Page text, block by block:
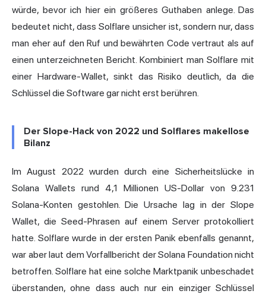
würde, bevor ich hier ein größeres Guthaben anlege. Das
bedeutet nicht, dass Solflare unsicher ist, sondern nur, dass
man eher auf den Ruf und bewährten Code vertraut als auf
einen unterzeichneten Bericht. Kombiniert man Solflare mit
einer Hardware-Wallet, sinkt das Risiko deutlich, da die
Schlüssel die Software gar nicht erst berühren.
Der Slope-Hack von 2022 und Solflares makellose
Bilanz
Im August 2022 wurden durch eine Sicherheitslücke in
Solana Wallets rund 4,1 Millionen US-Dollar von 9.231
Solana-Konten gestohlen. Die Ursache lag in der Slope
Wallet, die Seed-Phrasen auf einem Server protokolliert
hatte. Solflare wurde in der ersten Panik ebenfalls genannt,
war aberlaut dem Vorfallbericht der Solana Foundation nicht
betroffen. Solflare hat eine solche Marktpanik unbeschadet
überstanden, ohne dass auch nur ein einziger Schlüssel